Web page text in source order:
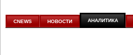
аналитике
CNEWS НОВОСТИ АНАЛИТИКА